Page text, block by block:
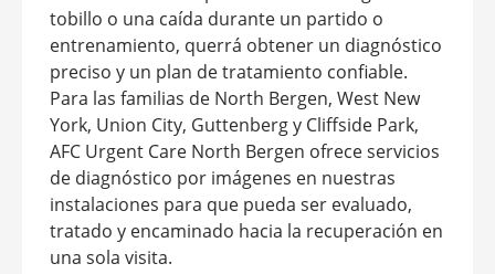
tobillo o una caída durante un partido o
entrenamiento, querrá obtener un diagnóstico
preciso y un plan de tratamiento confiable.
Para las familias de North Bergen, West New
York, Union City, Guttenberg y Cliffside Park,
AFC Urgent Care North Bergen ofrece servicios
de diagnóstico por imágenes en nuestras
instalaciones para que pueda ser evaluado,
tratado y encaminado hacia la recuperación en
una sola visita.